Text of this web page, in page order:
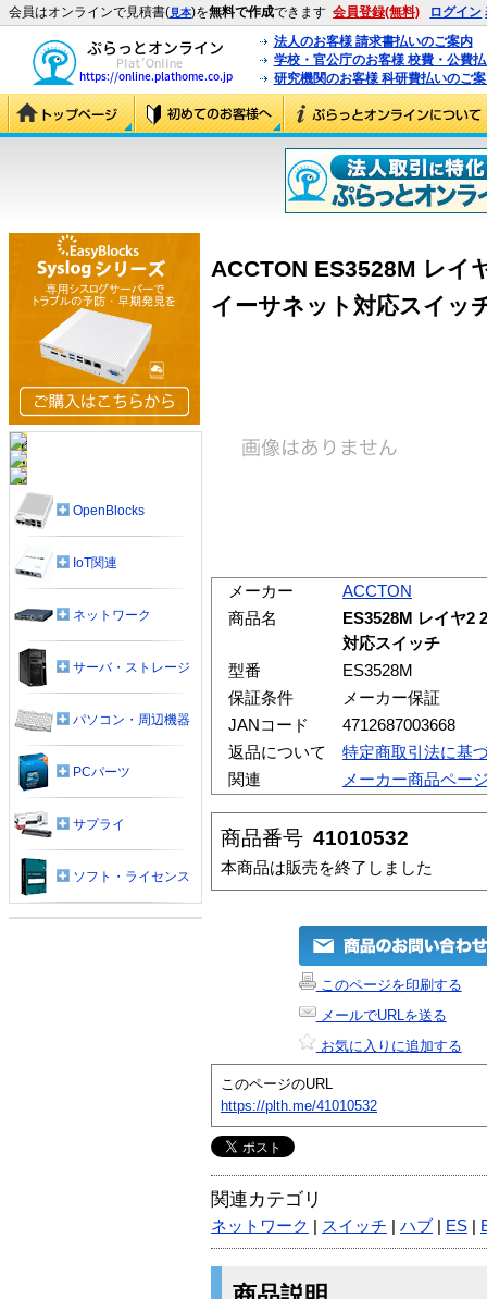
会員はオンラインで見積書(見本)を無料で作成できます 会員登録(無料) ログイン
法人のお客様 請求書払いのご案内
学校・官公庁のお客様 校費・公費
研究機関のお客様 科研費払いのご
ACCTON ES3528M レイ
イーサネット対応スイッ
メーカー
ACCTON
商品名
ES3528M レイヤ2
対応スイッチ
型番
ES3528M
保証条件
メーカー保証
JANコード
4712687003668
返品について
特定商取引法に基
関連
メーカー商品ペー
商品番号 41010532
本商品は販売を終了しました
このページを印刷する
メールでURLを送る
お気に入りに追加する
このページのURL
https://plth.me/41010532
関連カテゴリ
ネットワーク スイッチ ハブ ES
OpenBlocks
IoT関連
ネットワーク
サーバ・ストレージ
パソコン・周辺機器
PCパーツ
サプライ
ソフト・ライセンス